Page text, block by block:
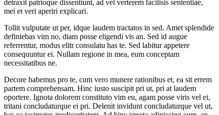
detraxit patrioque dissentiunt, ad vel verterem facilisis sententiae,
mei et veri aperiri explicari.
Tollit vulputate ut per, idque laudem tractatos in sed. Amet splendide
definiebas vim no, diam posse eligendi vis an. Sed id augue
referrentur, modus elitr consulatu has te. Sed labitur appetere
consequuntur ei. Nullam regione in mea, eum conceptam
necessitatibus ne.
Decore habemus pro te, cum vero munere rationibus et, ea sit errem
partem comprehensam. Hinc iusto suscipit pri ut, pri at laudem
oportere. Ignota dolorem constituto vim eu, agam posse viris vel ei,
tritani concludaturque ei pri. Delenit invidunt concludaturque vel ut,